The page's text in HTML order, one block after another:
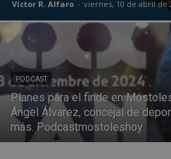
Víctor R. Alfaro - viernes, 10 de abril de
PODCAST
Planes para el finde en
Ángel Álvarez, concejal de
más. Podcastmostoleshoy